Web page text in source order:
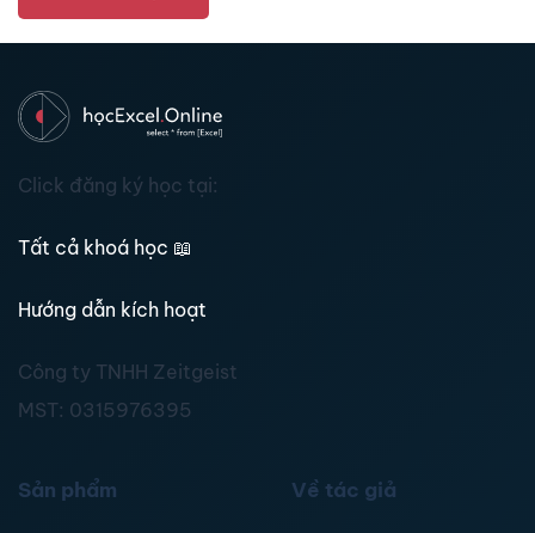
Click đăng ký học tại:
Tất cả khoá học 📖
Hướng dẫn kích hoạt
Công ty TNHH Zeitgeist
MST: 0315976395
Sản phẩm Về tác giả